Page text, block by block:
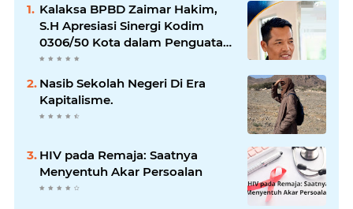
Kalaksa BPBD Zaimar Hakim,
S.H Apresiasi Sinergi Kodim
0306/50 Kota dalam Penguatan
Mitigasi dan Penanganan
Bencana
Nasib Sekolah Negeri Di Era
Kapitalisme.
HIV pada Remaja: Saatnya
Menyentuh Akar Persoalan